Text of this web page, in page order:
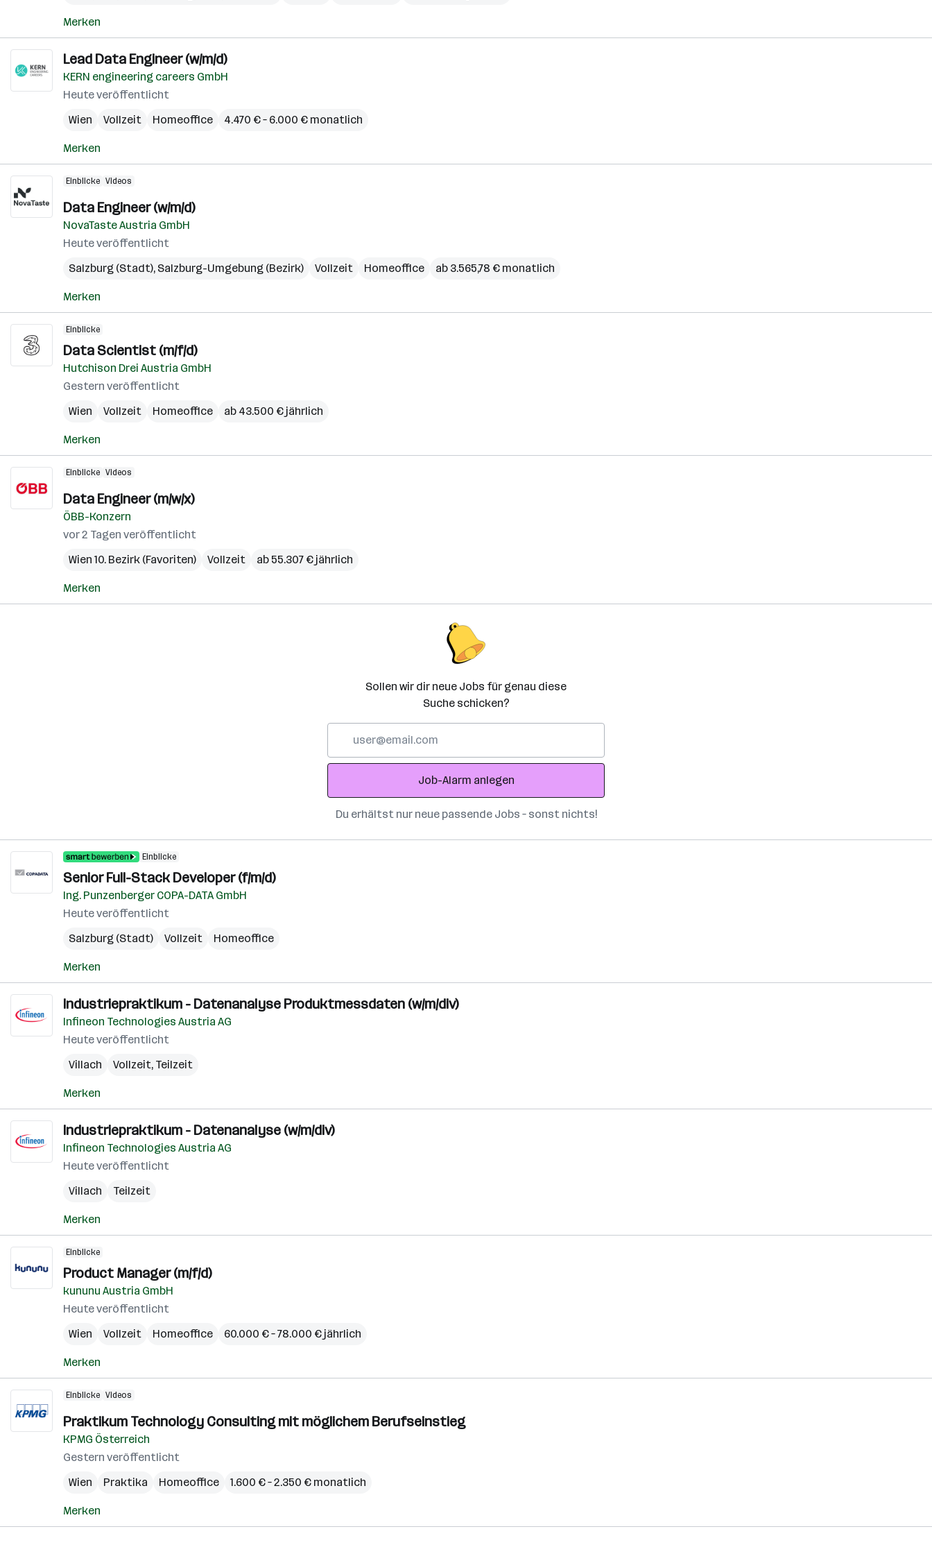
Merken
Lead Data Engineer (w/m/d)
KERN engineering careers GmbH
Heute veröffentlicht
Wien
Vollzeit Homeoffice 4.470 € – 6.000 € monatlich
Merken
Einblicke Videos
Data Engineer (w/m/d)
NovaTaste Austria GmbH
Heute veröffentlicht
Salzburg (Stadt), Salzburg-Umgebung (Bezirk) Vollzeit Homeoffice ab 3.565,78 € monatlich
Merken
Einblicke
Data Scientist (m/f/d)
Hutchison Drei Austria GmbH
Gestern veröffentlicht
Wien
Vollzeit Homeoffice ab 43.500 € jährlich
Merken
Einblicke Videos
Data Engineer (m/w/x)
ÖBB-Konzern
vor 2 Tagen veröffentlicht
Wien 10. Bezirk (Favoriten)
Vollzeit ab 55.307 € jährlich
Merken
Sollen wir dir neue Jobs für genau diese
Suche schicken?
Adresse
Job-Alarm anlegen
Du erhältst nur neue passende Jobs – sonst nichts!
Einblicke
Senior Full-Stack Developer (f/m/d)
Ing. Punzenberger COPA-DATA GmbH
Heute veröffentlicht
Salzburg (Stadt)
Vollzeit Homeoffice
Merken
Industriepraktikum - Datenanalyse Produktmessdaten (w/m/div)
Infineon Technologies Austria AG
Heute veröffentlicht
Villach
Vollzeit, Teilzeit
Merken
Industriepraktikum - Datenanalyse (w/m/div)
Infineon Technologies Austria AG
Heute veröffentlicht
Villach
Teilzeit
Merken
Einblicke
Product Manager (m/f/d)
kununu Austria GmbH
Heute veröffentlicht
Wien
Vollzeit Homeoffice 60.000 € – 78.000 € jährlich
Merken
Einblicke Videos
Praktikum Technology Consulting mit möglichem Berufseinstieg
KPMG Österreich
Gestern veröffentlicht
Wien
Praktika Homeoffice 1.600 € – 2.350 € monatlich
Merken